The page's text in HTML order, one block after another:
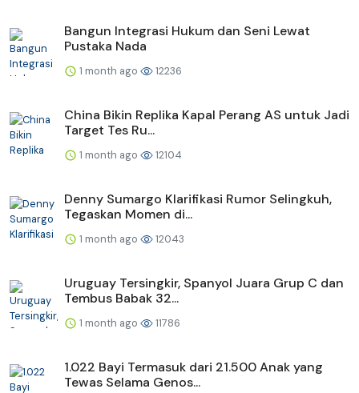
Bangun Integrasi Hukum dan Seni Lewat
Pustaka Nada
1 month ago 12236
China Bikin Replika Kapal Perang AS untuk Jadi
Target Tes Ru...
1 month ago 12104
Denny Sumargo Klarifikasi Rumor Selingkuh,
Tegaskan Momen di...
1 month ago 12043
Uruguay Tersingkir, Spanyol Juara Grup C dan
Tembus Babak 32...
1 month ago 11786
1.022 Bayi Termasuk dari 21.500 Anak yang
Tewas Selama Genos...